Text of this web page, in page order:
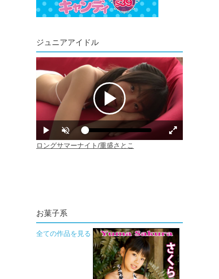
ジュニアアイドル
お菓子系
全ての作品を見る